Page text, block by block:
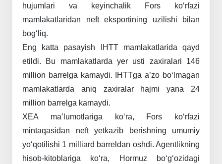
hujumlari
va keyinchalik Fors
ko‘rfazi
mamlakatlaridan
neft eksportining uzilishi
bilan
bog‘liq.
Eng
katta pasayish IHTT mamlakatlarida
qayd
etildi.
Bu mamlakatlarda yer usti zaxiralari
146
million barrelga kamaydi. IHTTga a’zo bo‘lmagan
mamlakatlarda
aniq zaxiralar hajmi yana
24
million barrelga kamaydi.
XEA
ma’lumotlariga ko‘ra, Fors
ko‘rfazi
mintaqasidan
neft yetkazib berishning
umumiy
yo‘qotilishi 1 milliard barreldan oshdi. Agentlikning
hisob-kitoblariga
ko‘ra, Hormuz
bo‘g‘ozidagi